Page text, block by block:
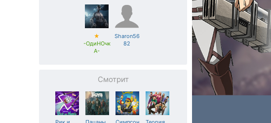
★
-ОдиНОчк
А-
Sharon56
82
Смотрит